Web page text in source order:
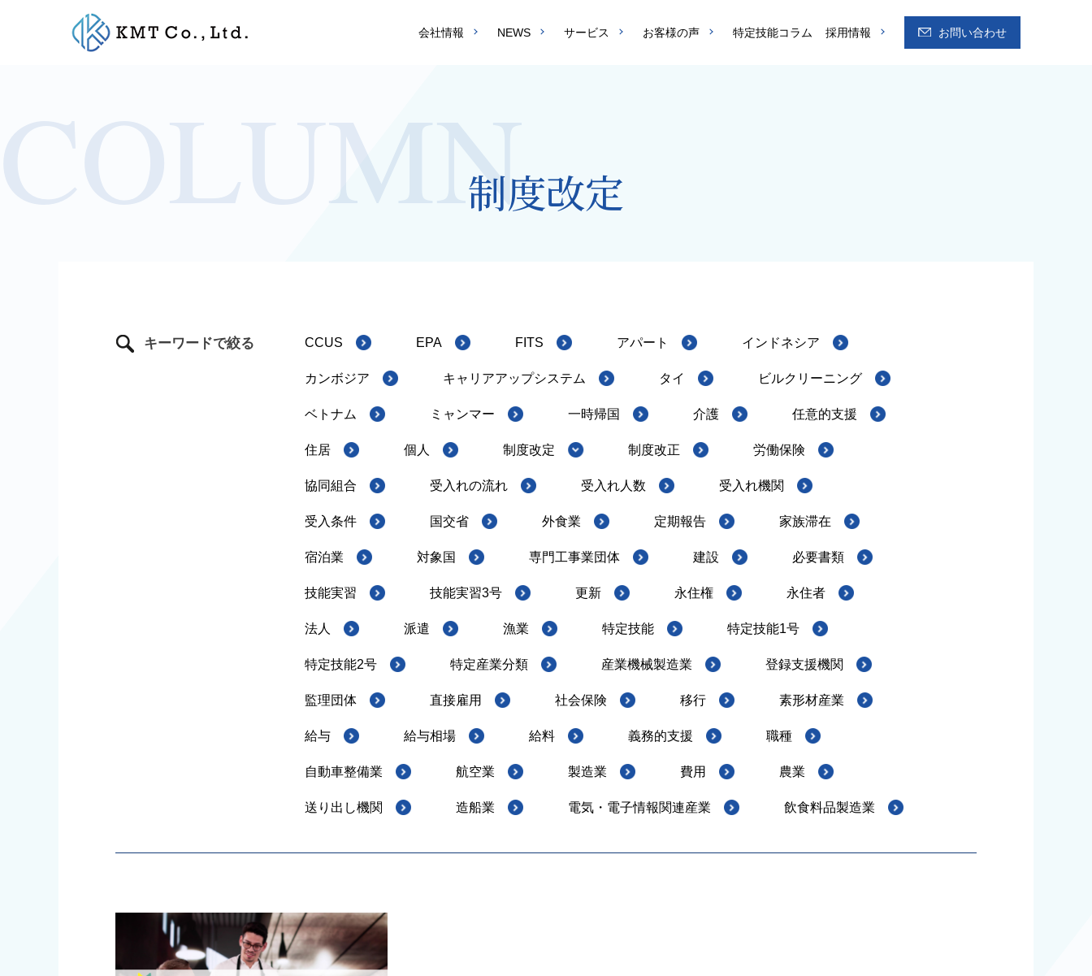
会社情報 NEWS サービス お客様の声 特定技能コラム 採用情報 お問い合わせ
制度改定
キーワードで絞る CCUS EPA FITS アパート インドネシア
カンボジア キャリアアップシステム タイ ビルクリーニング
ベトナム ミャンマー 一時帰国 介護 任意的支援
住居 個人 制度改定 制度改正 労働保険
協同組合 受入れの流れ 受入れ人数 受入れ機関
受入条件 国交省 外食業 定期報告 家族滞在
宿泊業 対象国 専門工事業団体 建設 必要書類
技能実習 技能実習3号 更新 永住権 永住者
法人 派遣 漁業 特定技能 特定技能1号
特定技能2号 特定産業分類 産業機械製造業 登録支援機関
監理団体 直接雇用 社会保険 移行 素形材産業
給与 給与相場 給料 義務的支援 職種
自動車整備業 航空業 製造業 費用 農業
送り出し機関 造船業 電気・電子情報関連産業 飲食料品製造業